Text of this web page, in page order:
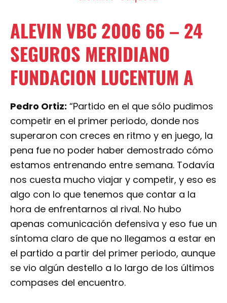
ALEVIN VBC 2006 66 – 24
SEGUROS MERIDIANO
FUNDACION LUCENTUM A
Pedro Ortiz: “Partido en el que sólo pudimos
competir en el primer periodo, donde nos
superaron con creces en ritmo y en juego, la
pena fue no poder haber demostrado cómo
estamos entrenando entre semana. Todavía
nos cuesta mucho viajar y competir, y eso es
algo con lo que tenemos que contar a la
hora de enfrentarnos al rival. No hubo
apenas comunicación defensiva y eso fue un
síntoma claro de que no llegamos a estar en
el partido a partir del primer periodo, aunque
se vio algún destello a lo largo de los últimos
compases del encuentro.